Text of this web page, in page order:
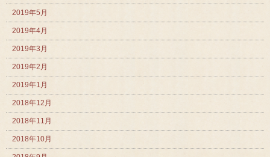
2019年5月
2019年4月
2019年3月
2019年2月
2019年1月
2018年12月
2018年11月
2018年10月